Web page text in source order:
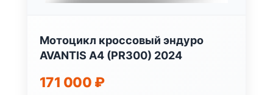
Мотоцикл кроссовый эндуро
AVANTIS A4 (PR300) 2024
171 000 ₽